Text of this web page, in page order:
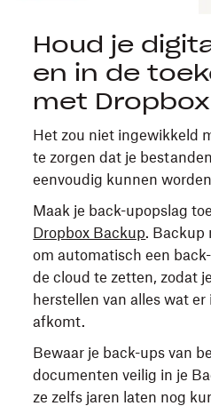
Houd je
en in de
met
Het zou niet ingewikkeld
te zorgen dat je
eenvoudig kunnen
Maak je back-upopslag
Dropbox Backup. Backup
om automatisch een
de cloud te zetten, zodat
herstellen van alles wat er
afkomt.
Bewaar je back-ups van
documenten veilig in je
ze zelfs jaren laten nog